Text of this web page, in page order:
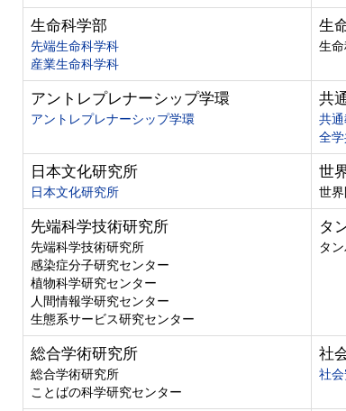
生命科学部
先端生命科学科
産業生命科学科
生
生
アントレプレナーシップ学環
アントレプレナーシップ学環
共
共
全
日本文化研究所
日本文化研究所
世
世
先端科学技術研究所
先端科学技術研究所
感染症分子研究センター
植物科学研究センター
人間情報学研究センター
生態系サービス研究センター
タ
タ
総合学術研究所
総合学術研究所
ことばの科学研究センター
社
社